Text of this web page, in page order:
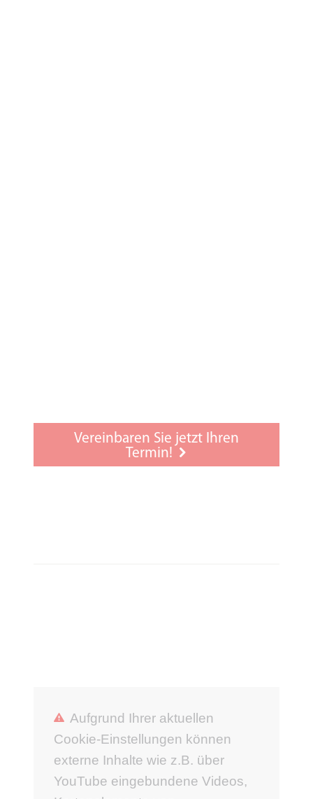
Null-Prozent-Finanzierung
Kinderanpassung
Gehörschutz
Vereinbaren Sie jetzt Ihren
Termin!
Aufgrund Ihrer aktuellen
Cookie-Einstellungen können
externe Inhalte wie z.B. über
YouTube eingebundene Videos,